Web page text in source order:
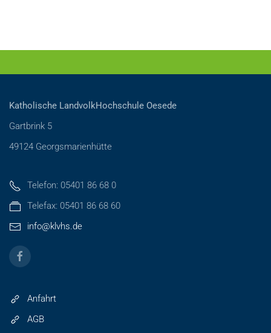
Katholische LandvolkHochschule Oesede
Gartbrink 5
49124 Georgsmarienhütte
Telefon: 05401 86 68 0
Telefax: 05401 86 68 60
info@klvhs.de
Anfahrt
AGB